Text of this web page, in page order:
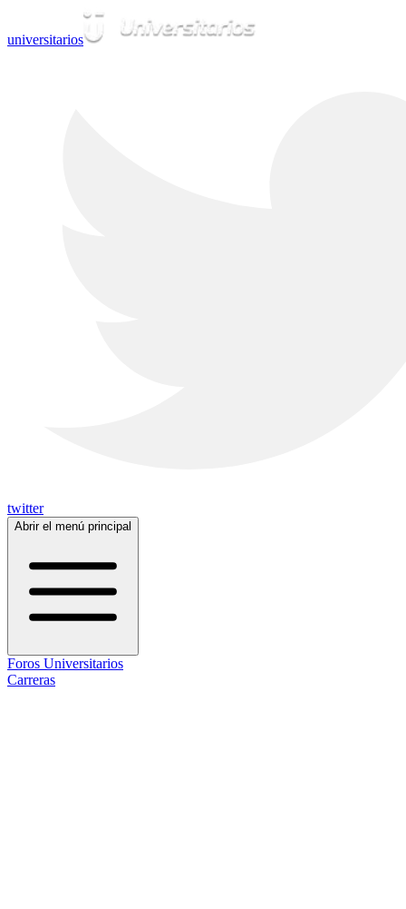
universitarios
twitter
Abrir el menú principal
Foros Universitarios
Carreras